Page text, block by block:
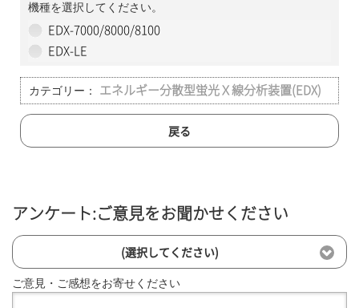
機種を選択してください。
EDX-7000/8000/8100
EDX-LE
カテゴリー： エネルギー分散型蛍光Ｘ線分析装置(EDX)
戻る
アンケート:ご意見をお聞かせください
(選択してください)
ご意見・ご感想をお寄せください